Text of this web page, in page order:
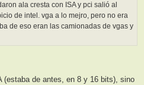
ala cresta con ISA y pci salió al
de intel. vga a lo mejro, pero no era
de eso eran las camionadas de vgas y
(estaba de antes, en 8 y 16 bits), sino